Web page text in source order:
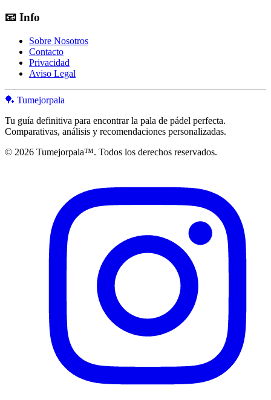
📧 Info
Sobre Nosotros
Contacto
Privacidad
Aviso Legal
🏓 Tumejorpala
Tu guía definitiva para encontrar la pala de pádel perfecta.
Comparativas, análisis y recomendaciones personalizadas.
© 2026 Tumejorpala™. Todos los derechos reservados.